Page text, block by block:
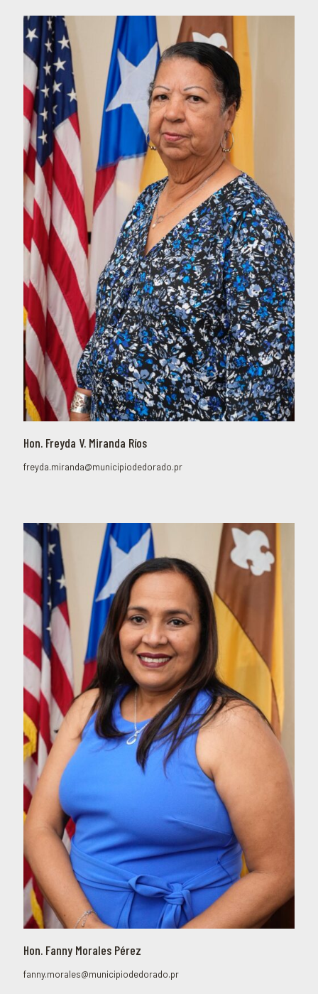
Hon. Freyda V. Miranda Ríos
freyda.miranda@municipiodedorado.pr
Hon. Fanny Morales Pérez
fanny.morales@municipiodedorado.pr